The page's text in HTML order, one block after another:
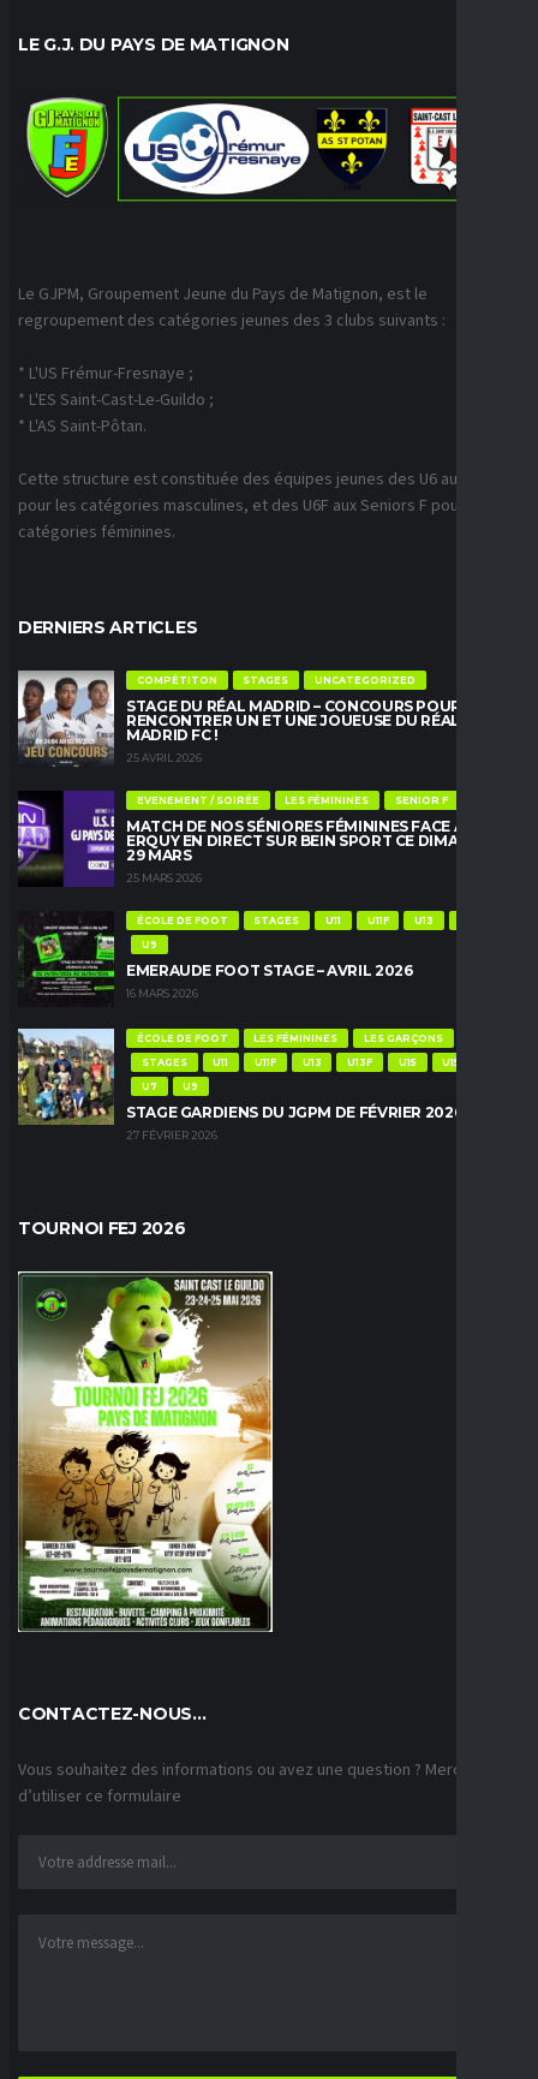
LE G.J. DU PAYS DE MATIGNON
Le GJPM, Groupement Jeune du Pays de Matignon, est le
regroupement des catégories jeunes des 3 clubs suivants :
* L'US Frémur-Fresnaye ;
* L'ES Saint-Cast-Le-Guildo ;
* L'AS Saint-Pôtan.
Cette structure est constituée des équipes jeunes des U6 aux U18
pour les catégories masculines, et des U6F aux Seniors F pour les
catégories féminines.
DERNIERS ARTICLES
COMPÉTITON STAGES UNCATEGORIZED
STAGE DU RÉAL MADRID – CONCOURS POUR
RENCONTRER UN ET UNE JOUEUSE DU RÉAL
MADRID FC !
25 AVRIL 2026
EVENEMENT / SOIRÉE LES FÉMININES SENIOR F
MATCH DE NOS SÉNIORES FÉMININES FACE À
ERQUY EN DIRECT SUR BEIN SPORT CE DIMANCHE
29 MARS
25 MARS 2026
ÉCOLE DE FOOT STAGES U11 U11F U13
U9
EMERAUDE FOOT STAGE – AVRIL 2026
16 MARS 2026
ÉCOLE DE FOOT LES FÉMININES
LES GARÇONS
STAGES
U11 U11F U13 U13F U15
U15F
U7
U9
STAGE GARDIENS DU JGPM DE FÉVRIER 2026
27 FÉVRIER 2026
TOURNOI FEJ 2026
CONTACTEZ-NOUS…
Vous souhaitez des informations ou avez une question ? Merci
d’utiliser ce formulaire